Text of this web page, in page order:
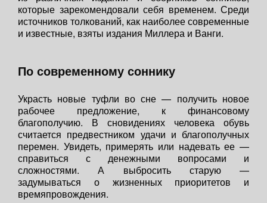
которые зарекомендовали себя временем. Среди
источников толкований, как наиболее современные
и известные, взяты издания Миллера и Ванги.
По современному соннику
Украсть новые туфли во сне — получить новое
рабочее предложение, к финансовому
благополучию. В сновидениях человека обувь
считается предвестником удачи и благополучных
перемен. Увидеть, примерять или надевать ее —
справиться с денежными вопросами и
сложностями. А выбросить старую —
задумываться о жизненных приоритетов и
времяпровождения.